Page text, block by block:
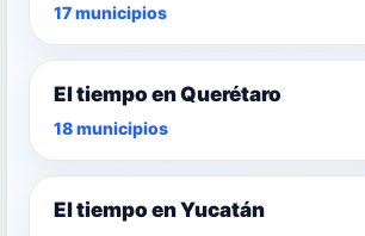
17 municipios
El tiempo en Querétaro
18 municipios
El tiempo en Yucatán